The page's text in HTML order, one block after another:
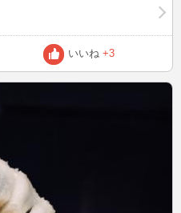
曜日にINしますので、しばしお
いいね +3